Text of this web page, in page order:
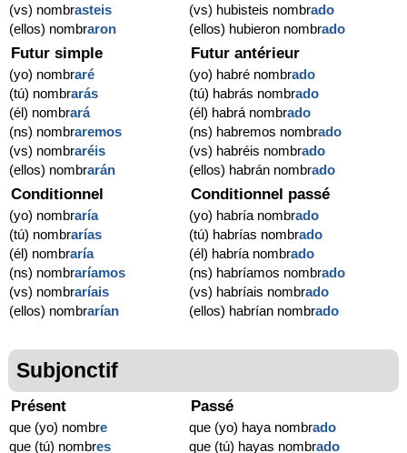
(vs) nombrasteis
(ellos) nombraron
(vs) hubisteis nombrado
(ellos) hubieron nombrado
Futur simple
(yo) nombraré
(tú) nombrarás
(él) nombrará
(ns) nombraremos
(vs) nombraréis
(ellos) nombrarán
Futur antérieur
(yo) habré nombrado
(tú) habrás nombrado
(él) habrá nombrado
(ns) habremos nombrado
(vs) habréis nombrado
(ellos) habrán nombrado
Conditionnel
(yo) nombraría
(tú) nombrarías
(él) nombraría
(ns) nombraríamos
(vs) nombraríais
(ellos) nombrarían
Conditionnel passé
(yo) habría nombrado
(tú) habrías nombrado
(él) habría nombrado
(ns) habríamos nombrado
(vs) habríais nombrado
(ellos) habrían nombrado
Subjonctif
Présent
que (yo) nombre
que (tú) nombres
Passé
que (yo) haya nombrado
que (tú) hayas nombrado